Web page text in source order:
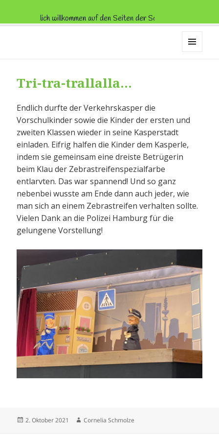
Tri-tra-trallalla…
Endlich durfte der Verkehrskasper die
Vorschulkinder sowie die Kinder der ersten und
zweiten Klassen wieder in seine Kasperstadt
einladen. Eifrig halfen die Kinder dem Kasperle,
indem sie gemeinsam eine dreiste Betrügerin
beim Klau der Zebrastreifenspezialfarbe
entlarvten. Das war spannend! Und so ganz
nebenbei wusste am Ende dann auch jeder, wie
man sich an einem Zebrastreifen verhalten sollte.
Vielen Dank an die Polizei Hamburg für die
gelungene Vorstellung!
Veröffentlicht
2. Oktober 2021 Autor
Cornelia Schmolze
Herzlich willkommen auf den Seiten der Schule Trenknerweg!